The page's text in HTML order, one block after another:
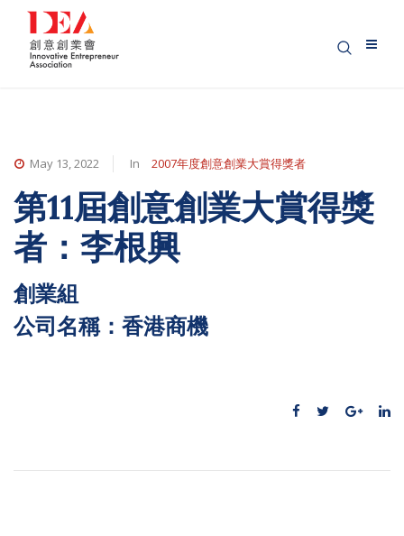
May 13, 2022 In 2007年度創意創業大賞得獎者
第11屆創意創業大賞得獎
者：李根興
創業組
公司名稱：香港商機